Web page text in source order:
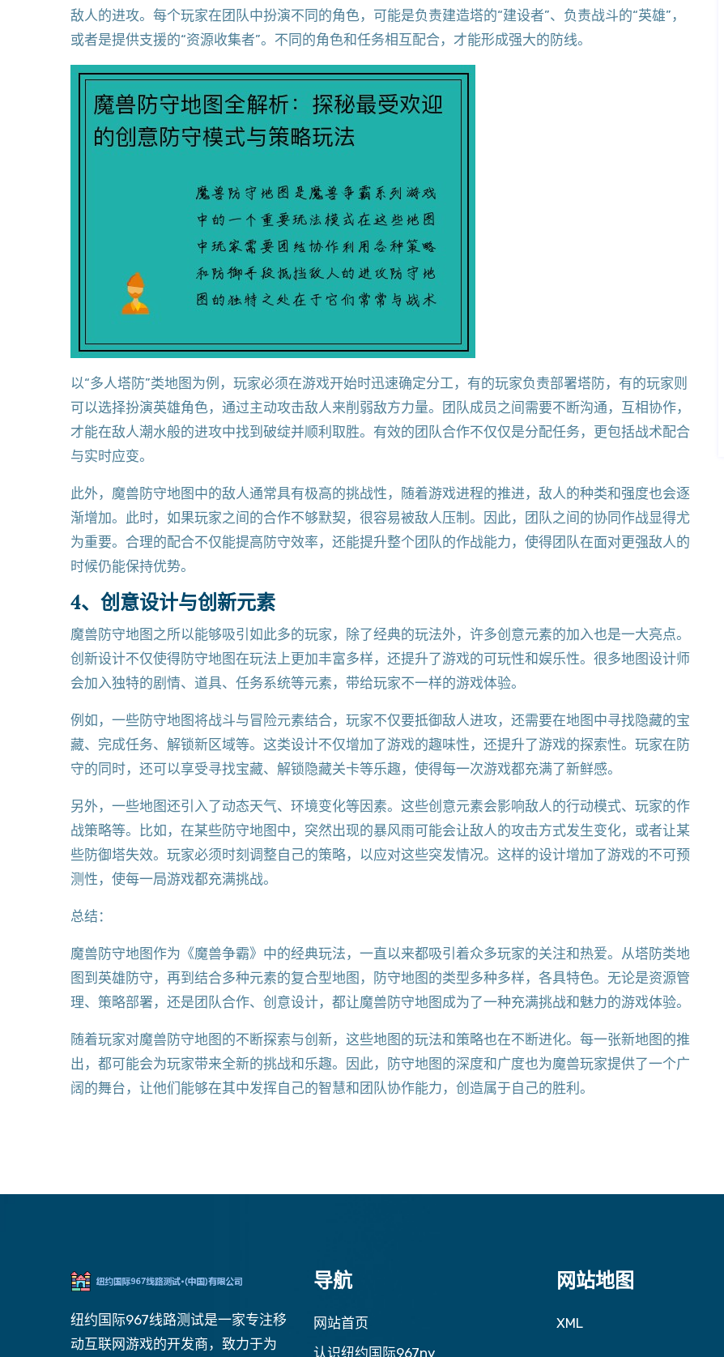
敌人的进攻。每个玩家在团队中扮演不同的角色，可能是负责建造塔的“建设者”、负责战斗的“英雄”，
或者是提供支援的“资源收集者”。不同的角色和任务相互配合，才能形成强大的防线。
以“多人塔防”类地图为例，玩家必须在游戏开始时迅速确定分工，有的玩家负责部署塔防，有的玩家则
可以选择扮演英雄角色，通过主动攻击敌人来削弱敌方力量。团队成员之间需要不断沟通，互相协作，
才能在敌人潮水般的进攻中找到破绽并顺利取胜。有效的团队合作不仅仅是分配任务，更包括战术配合
与实时应变。
此外，魔兽防守地图中的敌人通常具有极高的挑战性，随着游戏进程的推进，敌人的种类和强度也会逐
渐增加。此时，如果玩家之间的合作不够默契，很容易被敌人压制。因此，团队之间的协同作战显得尤
为重要。合理的配合不仅能提高防守效率，还能提升整个团队的作战能力，使得团队在面对更强敌人的
时候仍能保持优势。
4、创意设计与创新元素
魔兽防守地图之所以能够吸引如此多的玩家，除了经典的玩法外，许多创意元素的加入也是一大亮点。
创新设计不仅使得防守地图在玩法上更加丰富多样，还提升了游戏的可玩性和娱乐性。很多地图设计师
会加入独特的剧情、道具、任务系统等元素，带给玩家不一样的游戏体验。
例如，一些防守地图将战斗与冒险元素结合，玩家不仅要抵御敌人进攻，还需要在地图中寻找隐藏的宝
藏、完成任务、解锁新区域等。这类设计不仅增加了游戏的趣味性，还提升了游戏的探索性。玩家在防
守的同时，还可以享受寻找宝藏、解锁隐藏关卡等乐趣，使得每一次游戏都充满了新鲜感。
另外，一些地图还引入了动态天气、环境变化等因素。这些创意元素会影响敌人的行动模式、玩家的作
战策略等。比如，在某些防守地图中，突然出现的暴风雨可能会让敌人的攻击方式发生变化，或者让某
些防御塔失效。玩家必须时刻调整自己的策略，以应对这些突发情况。这样的设计增加了游戏的不可预
测性，使每一局游戏都充满挑战。
总结：
魔兽防守地图作为《魔兽争霸》中的经典玩法，一直以来都吸引着众多玩家的关注和热爱。从塔防类地
图到英雄防守，再到结合多种元素的复合型地图，防守地图的类型多种多样，各具特色。无论是资源管
理、策略部署，还是团队合作、创意设计，都让魔兽防守地图成为了一种充满挑战和魅力的游戏体验。
随着玩家对魔兽防守地图的不断探索与创新，这些地图的玩法和策略也在不断进化。每一张新地图的推
出，都可能会为玩家带来全新的挑战和乐趣。因此，防守地图的深度和广度也为魔兽玩家提供了一个广
阔的舞台，让他们能够在其中发挥自己的智慧和团队协作能力，创造属于自己的胜利。
纽约国际967线路测试是一家专注移
动互联网游戏的开发商，致力于为
导航
网站首页
认识纽约国际967ny
网站地图
XML